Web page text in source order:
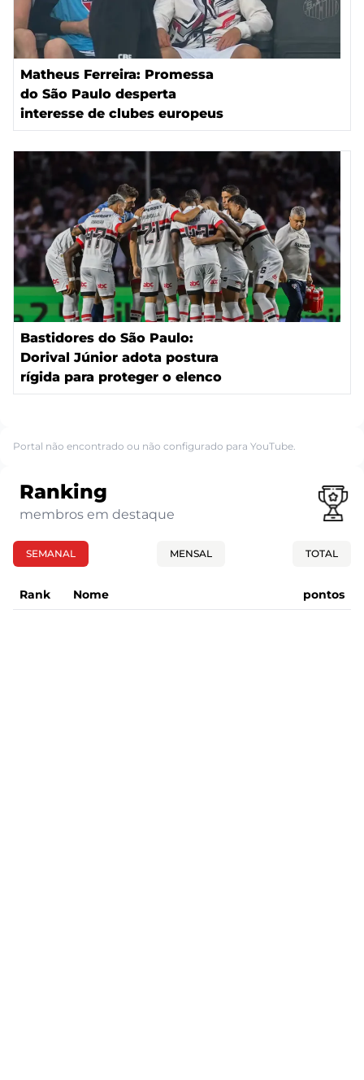
Matheus Ferreira: Promessa
do São Paulo desperta
interesse de clubes europeus
Bastidores do São Paulo:
Dorival Júnior adota postura
rígida para proteger o elenco
Portal não encontrado ou não configurado para YouTube.
Ranking
membros em destaque
SEMANAL MENSAL TOTAL
Rank Nome pontos